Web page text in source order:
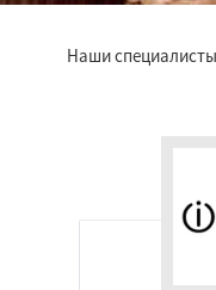
Наши